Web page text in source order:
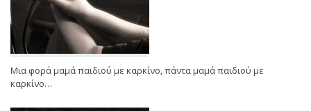
Μια φορά μαμά παιδιού με καρκίνο, πάντα μαμά παιδιού με
καρκίνο…